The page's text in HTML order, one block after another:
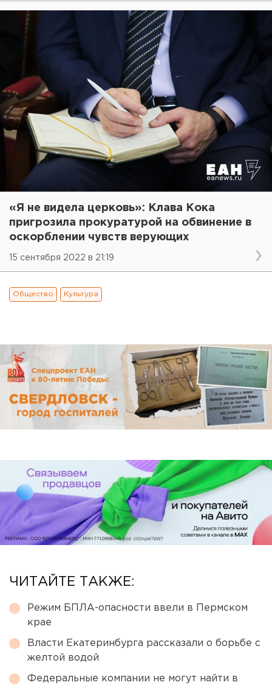
«Я не видела церковь»: Клава Кока
пригрозила прокуратурой на обвинение в
оскорблении чувств верующих
15 сентября 2022 в 21:19
Общество Культура
ЧИТАЙТЕ ТАКЖЕ:
Режим БПЛА-опасности ввели в Пермском
крае
Власти Екатеринбурга рассказали о борьбе с
желтой водой
Федеральные компании не могут найти в